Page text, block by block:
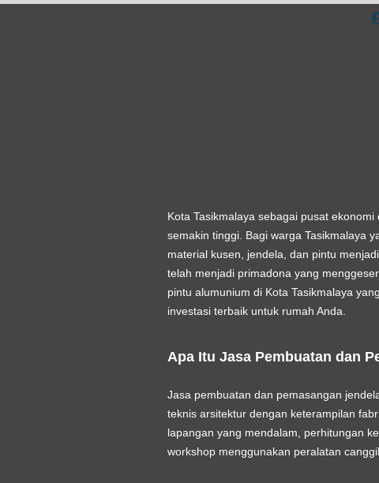
Kota Tasikmalaya sebagai pusat
semakin tinggi. Bagi warga Tasikmalaya
material kusen, jendela, dan pintu
telah menjadi primadona yang
pintu alumunium di Kota Tasikmalaya
investasi terbaik untuk rumah Anda.
Apa Itu Jasa Pembuatan dan
Jasa pembuatan dan pemasangan
teknis arsitektur dengan keterampilan
lapangan yang mendalam, perhitungan
workshop menggunakan peralatan